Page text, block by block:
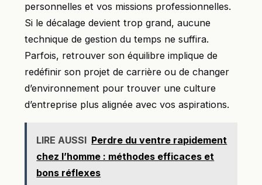
personnelles et vos missions professionnelles.
Si le décalage devient trop grand, aucune
technique de gestion du temps ne suffira.
Parfois, retrouver son équilibre implique de
redéfinir son projet de carrière ou de changer
d’environnement pour trouver une culture
d’entreprise plus alignée avec vos aspirations.
LIRE AUSSI Perdre du ventre rapidement
chez l’homme : méthodes efficaces et
bons réflexes